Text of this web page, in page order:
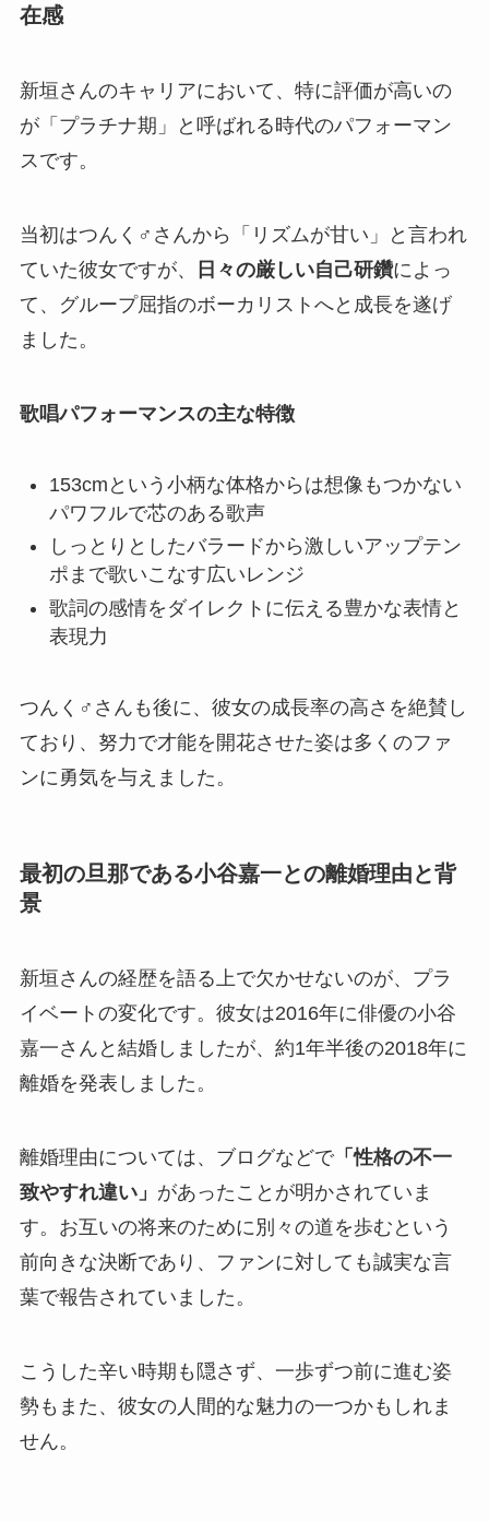
在感
新垣さんのキャリアにおいて、特に評価が高いの
が「プラチナ期」と呼ばれる時代のパフォーマン
スです。
当初はつんく♂さんから「リズムが甘い」と言われ
ていた彼女ですが、
日々の厳しい自己研鑽によっ
て、グループ屈指のボーカリストへと成長を遂げ
ました。
歌唱パフォーマンスの主な特徴
153cmという小柄な体格からは想像もつかない
パワフルで芯のある歌声
しっとりとしたバラードから激しいアップテン
ポまで歌いこなす広いレンジ
歌詞の感情をダイレクトに伝える豊かな表情と
表現力
つんく♂さんも後に、彼女の成長率の高さを絶賛し
ており、努力で才能を開花させた姿は多くのファ
ンに勇気を与えました。
最初の旦那である小谷嘉一との離婚理由と背
景
新垣さんの経歴を語る上で欠かせないのが、プラ
イベートの変化です。彼女は2016年に俳優の小谷
嘉一さんと結婚しましたが、約1年半後の2018年に
離婚を発表しました。
離婚理由については、ブログなどで「性格の不一
致やすれ違い」 があったことが明かされていま
す。お互いの将来のために別々の道を歩むという
前向きな決断であり、ファンに対しても誠実な言
葉で報告されていました。
こうした辛い時期も隠さず、一歩ずつ前に進む姿
勢もまた、彼女の人間的な魅力の一つかもしれま
せん。